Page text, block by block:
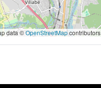
data ©OpenStreetMapcontributors